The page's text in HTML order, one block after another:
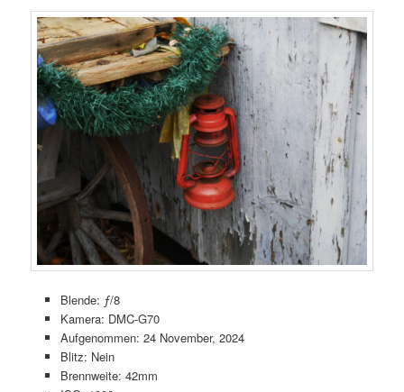
Blende: ƒ/8
Kamera: DMC-G70
Aufgenommen: 24 November, 2024
Blitz: Nein
Brennweite: 42mm